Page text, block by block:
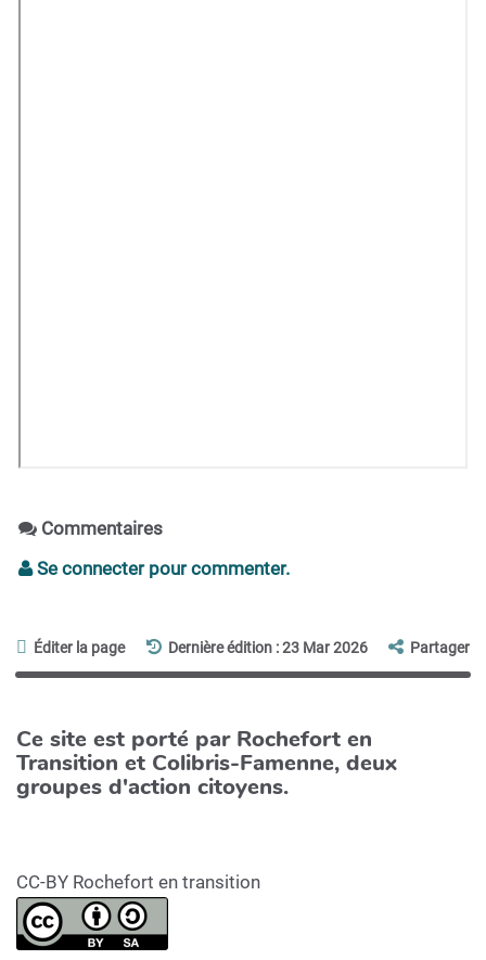
Commentaires
Se connecter pour commenter.
Éditer la page Dernière édition : 23 Mar 2026 Partager
Ce site est porté par Rochefort en
Transition et Colibris-Famenne, deux
groupes d'action citoyens.
CC-BY Rochefort en transition